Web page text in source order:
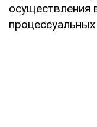
осуществления